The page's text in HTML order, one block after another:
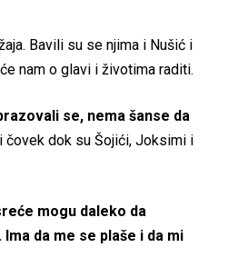
Bavili su se njima i Nušić i
nam o glavi i životima raditi.
se, nema šanse da
čovek dok su Šojići, Joksimi i
mogu daleko da
da me se plaše i da mi